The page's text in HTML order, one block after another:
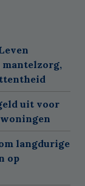
uit voor
langdurige
op